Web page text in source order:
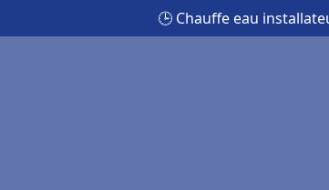
🕒 Chauffe eau